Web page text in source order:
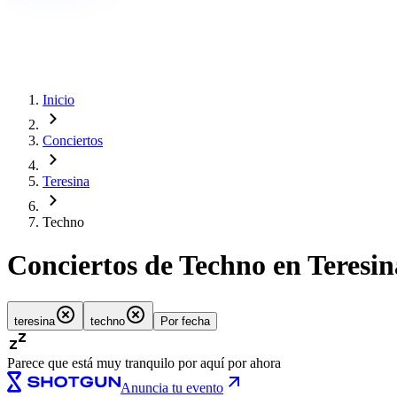
Inicio
Conciertos
Teresina
Techno
Conciertos de Techno en
teresina techno Por fecha
Parece que está muy tranquilo por aquí por ahora
Anuncia tu evento